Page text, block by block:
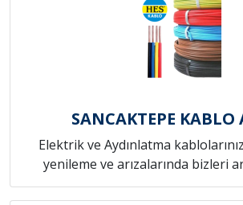
SANCAKTEPE KABLO
Elektrik ve Aydınlatma
yenileme ve arızalarında bizleri